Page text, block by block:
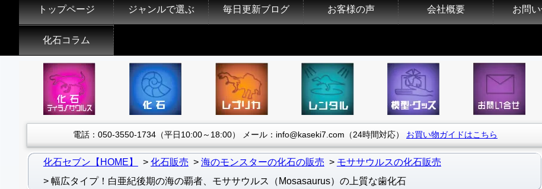
トップページ ジャンルで選ぶ 毎日更新ブログ お客様の声 会社概要 お問
化石コラム
電話：050-3550-1734（平日10:00～18:00） メール：info@kaseki7.com（24時間対応） お買い物ガイドはこちら
化石セブン【HOME】 化石販売 海のモンスターの化石の販売
モササウルスの化石販売
幅広タイプ！白亜紀後期の海の覇者、モササウルス（Mosasaurus）の上質な歯化石